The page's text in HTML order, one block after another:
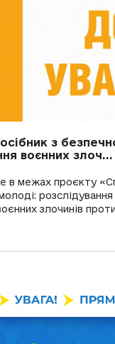
з
воєнних злоч...
в межах проєкту
злочинів